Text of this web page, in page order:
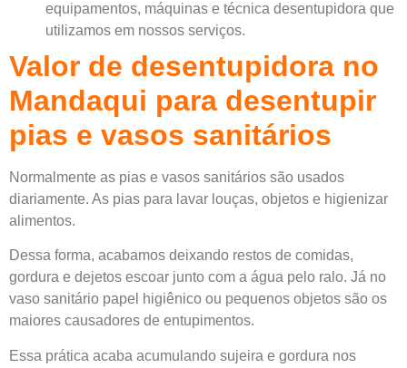
equipamentos, máquinas e técnica desentupidora que
utilizamos em nossos serviços.
Valor de desentupidora no
Mandaqui para desentupir
pias e vasos sanitários
Normalmente as pias e vasos sanitários são usados
diariamente. As pias para lavar louças, objetos e higienizar
alimentos.
Dessa forma, acabamos deixando restos de comidas,
gordura e dejetos escoar junto com a água pelo ralo. Já no
vaso sanitário papel higiênico ou pequenos objetos são os
maiores causadores de entupimentos.
Essa prática acaba acumulando sujeira e gordura nos